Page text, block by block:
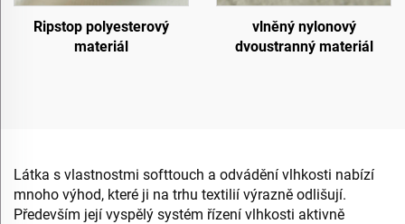
Ripstop polyesterový
materiál
vlněný nylonový
dvoustranný materiál
Látka s vlastnostmi softtouch a odvádění vlhkosti nabízí
mnoho výhod, které ji na trhu textilií výrazně odlišují.
Především její vyspělý systém řízení vlhkosti aktivně